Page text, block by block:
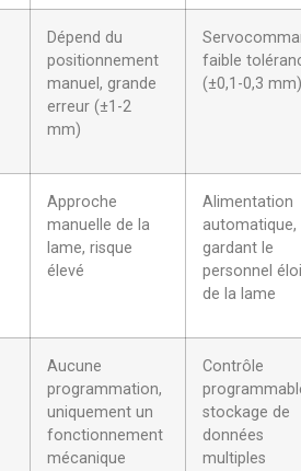
Dépend du
positionnement
manuel, grande
erreur (±1-2
mm)
faible
(±0,1-0,3 mm)
Approche
manuelle de la
lame, risque
élevé
Alimentation
automatique,
gardant le
personnel
de la lame
Aucune
programmation,
uniquement un
fonctionnement
mécanique
Contrôle
stockage de
données
multiples